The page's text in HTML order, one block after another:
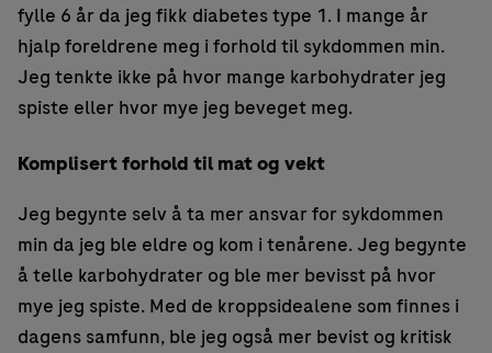
fylle 6 år da jeg fikk diabetes type 1. I mange år
hjalp foreldrene meg i forhold til sykdommen min.
Jeg tenkte ikke på hvor mange karbohydrater jeg
spiste eller hvor mye jeg beveget meg.
Komplisert forhold til mat og vekt
Jeg begynte selv å ta mer ansvar for sykdommen
min da jeg ble eldre og kom i tenårene. Jeg begynte
å telle karbohydrater og ble mer bevisst på hvor
mye jeg spiste. Med de kroppsidealene som finnes i
dagens samfunn, ble jeg også mer bevist og kritisk